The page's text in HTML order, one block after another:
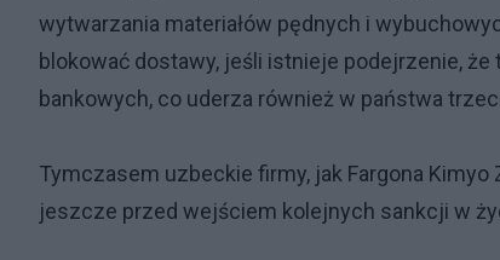
wytwarzania materiałów pędnych i
blokować dostawy, jeśli istnieje podejrzenie,
bankowych, co uderza również w państwa
Tymczasem uzbeckie firmy, jak Fargona
jeszcze przed wejściem kolejnych sankcji w